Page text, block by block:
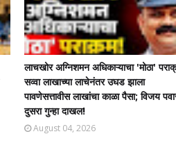
लाचखोर अग्निशमन अधिकाऱ्याचा 'मोठा'
सव्वा लाखाच्या लाचेनंतर उघड झाला
पावणेसत्तावीस लाखांचा काळा पैसा; विजय
दुसरा गुन्हा दाखल!​
August 04, 2026